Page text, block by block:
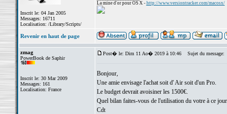
Inscrit le: 04 Jan 2005
Messages: 16711
Localisation: /Library/Scripts/
La mine d'or pour OS X - http://www.versiontracker.com/macosx/
Revenir en haut de page
zmag
PowerBook de Saphir
Inscrit le: 30 Mar 2009
Messages: 161
Localisation: France
Post� le: Dim 11 Ao� 2019 à 10:46 Sujet du message:
Bonjour,
Une amie envisage l'achat soit d' Air soit d'un Pro.
Le budget devrait avoisiner les 1500€.
Quel bilan faites-vous de l'utilisation du votre à ce
Cdt